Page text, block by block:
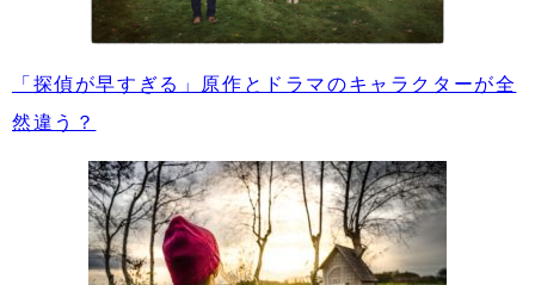
「探偵が早すぎる」原作とドラマのキャラクターが全
然違う？